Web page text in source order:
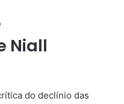
Niall
do declínio das